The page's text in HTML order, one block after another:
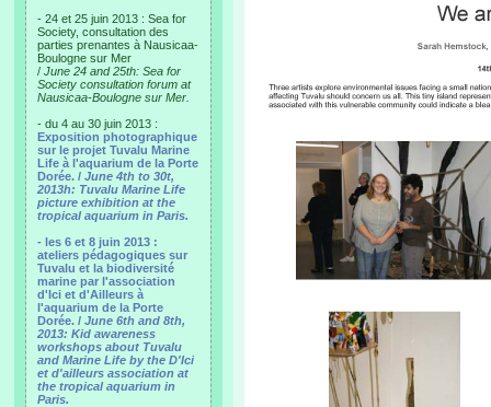
- 24 et 25 juin 2013 : Sea for
Society, consultation des
parties prenantes à Nausicaa-
Boulogne sur Mer
/ June 24 and 25th: Sea for
Society consultation forum at
Nausicaa-Boulogne sur Mer.
- du 4 au 30 juin 2013 :
Exposition photographique
sur le projet Tuvalu Marine
Life à l'aquarium de la Porte
Dorée. / June 4th to 30t,
2013h: Tuvalu Marine Life
picture exhibition at the
tropical aquarium in Paris.
- les 6 et 8 juin 2013 :
ateliers pédagogiques sur
Tuvalu et la biodiversité
marine par l'association
d'Ici et d'Ailleurs à
l'aquarium de la Porte
Dorée. / June 6th and 8th,
2013: Kid awareness
workshops about Tuvalu
and Marine Life by the D'Ici
et d'ailleurs association at
the tropical aquarium in
Paris.